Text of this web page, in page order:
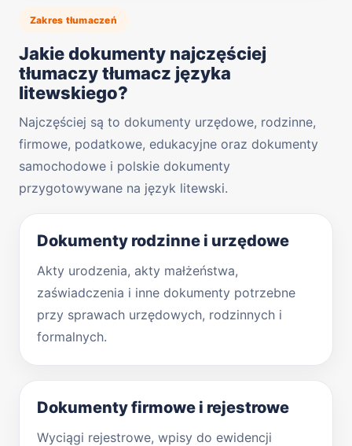
Zakres tłumaczeń
Jakie dokumenty najczęściej
tłumaczy tłumacz języka
litewskiego?
Najczęściej są to dokumenty urzędowe, rodzinne,
firmowe, podatkowe, edukacyjne oraz dokumenty
samochodowe i polskie dokumenty
przygotowywane na język litewski.
Dokumenty rodzinne i urzędowe
Akty urodzenia, akty małżeństwa,
zaświadczenia i inne dokumenty potrzebne
przy sprawach urzędowych, rodzinnych i
formalnych.
Dokumenty firmowe i rejestrowe
Wyciągi rejestrowe, wpisy do ewidencji